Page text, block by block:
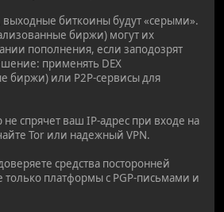
биткоины будут «серыми».
биржи) могут их
пополнения, если заподозрят
применять DEX
биржи) или P2P-сервисы для
спрячет ваш IP-адрес при входе на
Tor или надежный VPN.
средства посторонней
только платформы с PGP-письмами и